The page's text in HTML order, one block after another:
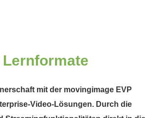
mit der movingimage EVP
Video-Lösungen. Durch die